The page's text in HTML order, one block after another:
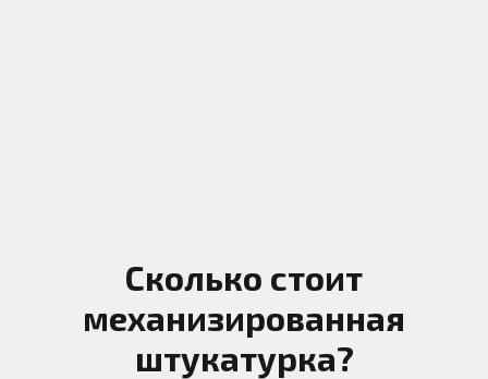
Сколько стоит
механизированная
штукатурка?